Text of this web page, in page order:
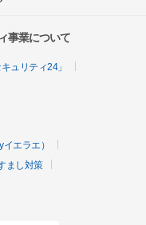
事業について
ュリティ24」
エラエ）
まし対策